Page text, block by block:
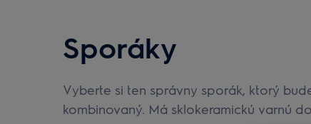
Sporáky
Vyberte si ten správny sporák, ktorý
kombinovaný. Má sklokeramickú varnú